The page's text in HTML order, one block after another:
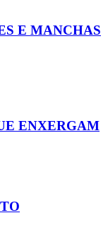
E MANCHAS
ENXERGAM